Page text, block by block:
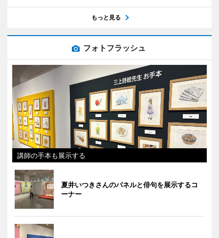
もっと見る
フォトフラッシュ
講師の手本も展示する
夏井いつきさんのパネルと俳句を展示するコ
ーナー